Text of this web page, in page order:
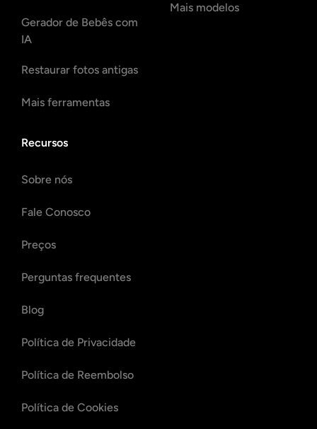
Gerador de Bebês com
IA
Restaurar fotos antigas
Mais ferramentas
Mais modelos
Recursos
Sobre nós
Fale Conosco
Preços
Perguntas frequentes
Blog
Política de Privacidade
Política de Reembolso
Política de Cookies